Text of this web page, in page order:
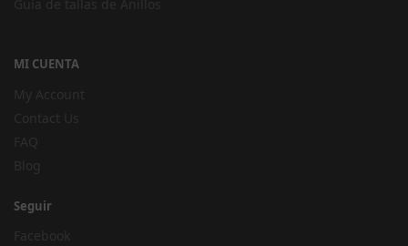
MI CUENTA
Seguir